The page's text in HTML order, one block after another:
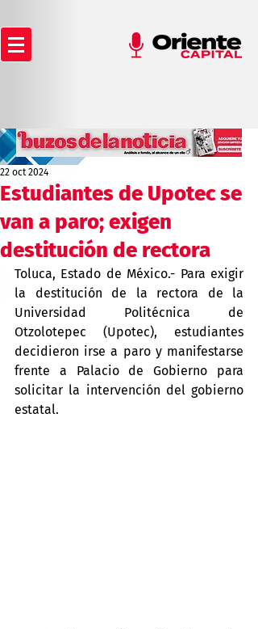
Estudiantes de Upotec se
van a paro; exigen
destitución de rectora
22 oct 2024
Toluca, Estado de México.- Para exigir
la destitución de la rectora de la
Universidad Politécnica de
Otzolotepec (Upotec), estudiantes
decidieron irse a paro y manifestarse
frente a Palacio de Gobierno para
solicitar la intervención del gobierno
estatal.